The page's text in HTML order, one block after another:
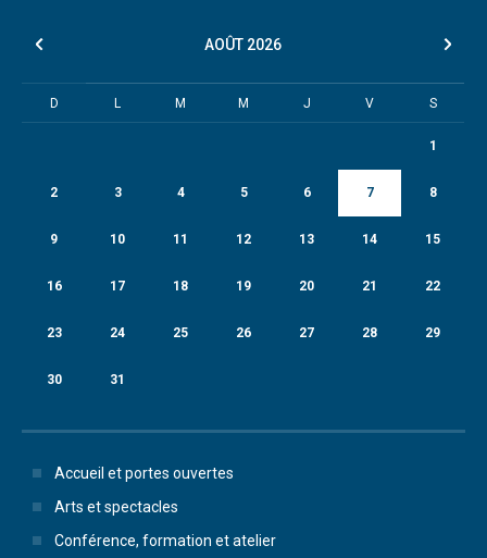
AOÛT 2026
D L M M J V S
1
2 3 4 5 6 7 8
9 10 11 12 13 14 15
16 17 18 19 20 21 22
23 24 25 26 27 28 29
30 31
Accueil et portes ouvertes
Arts et spectacles
Conférence, formation et atelier